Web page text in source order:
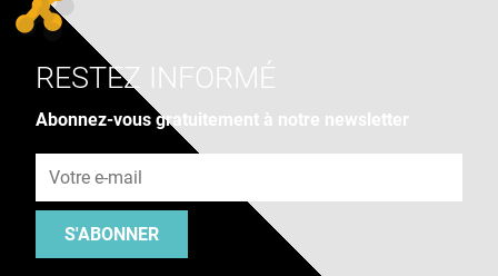
RESTEZ INFORMÉ
Abonnez-vous gratuitement à notre newsletter
S'ABONNER